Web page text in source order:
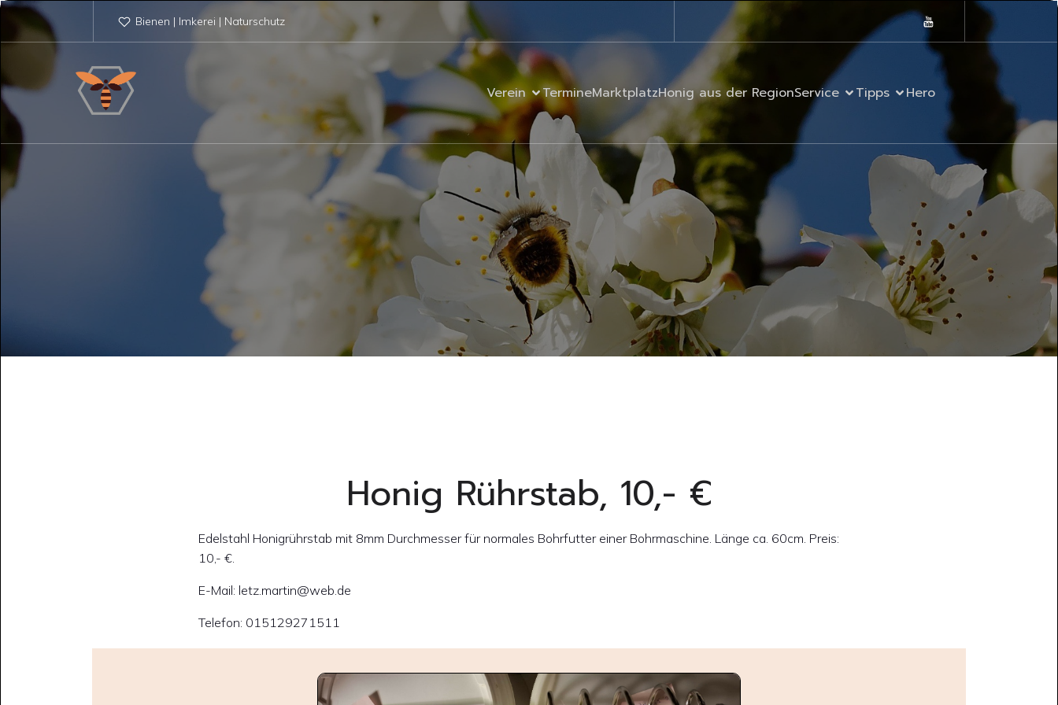
Bienen | Imkerei | Naturschutz
Verein TermineMarktplatzHonig aus der RegionService Tipps Hero
Honig Rührstab, 10,- €
Edelstahl Honigrührstab mit 8mm Durchmesser für normales Bohrfutter einer Bohrmaschine. Länge ca. 60cm. Preis:
10,- €.
E-Mail: letz.martin@web.de
Telefon: 015129271511